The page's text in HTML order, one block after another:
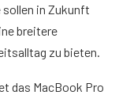
sollen in Zukunft
breitere
zu bieten.
das MacBook Pro